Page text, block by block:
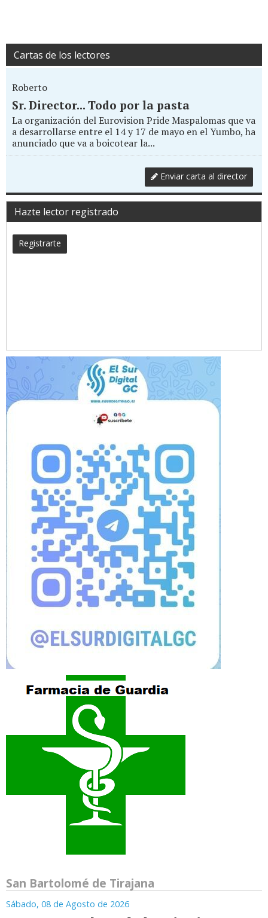
Cartas de los lectores
Roberto
Sr. Director... Todo por la pasta
La organización del Eurovision Pride Maspalomas que va
a desarrollarse entre el 14 y 17 de mayo en el Yumbo, ha
anunciado que va a boicotear la...
Enviar carta al director
Hazte lector registrado
Registrarte
San Bartolomé de Tirajana
Sábado, 08 de Agosto de 2026